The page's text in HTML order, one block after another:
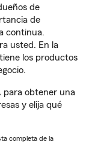
de
de
continua.
usted. En la
los productos
para obtener una
y elija qué
completa de la